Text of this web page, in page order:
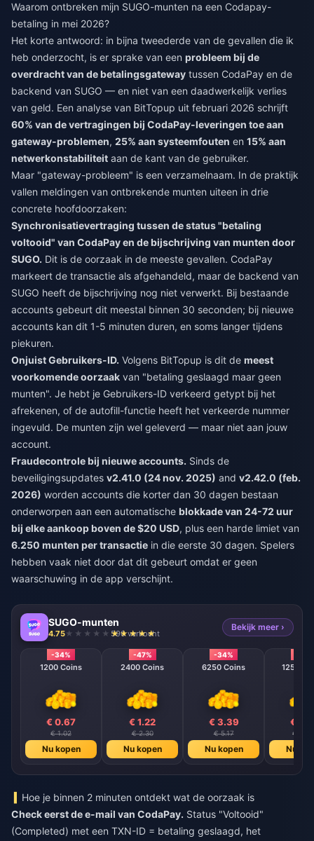
Waarom ontbreken mijn SUGO-munten na een Codapay-
betaling in mei 2026?
Het korte antwoord: in bijna tweederde van de gevallen die ik
heb onderzocht, is er sprake van een probleem bij de
overdracht van de betalingsgateway tussen CodaPay en de
backend van SUGO — en niet van een daadwerkelijk verlies
van geld. Een analyse van BitTopup uit februari 2026 schrijft
60% van de vertragingen bij CodaPay-leveringen toe aan
gateway-problemen, 25% aan systeemfouten en 15% aan
netwerkonstabiliteit aan de kant van de gebruiker.
Maar "gateway-probleem" is een verzamelnaam. In de praktijk
vallen meldingen van ontbrekende munten uiteen in drie
concrete hoofdoorzaken:
Synchronisatievertraging tussen de status "betaling
voltooid" van CodaPay en de bijschrijving van munten door
SUGO. Dit is de oorzaak in de meeste gevallen. CodaPay
markeert de transactie als afgehandeld, maar de backend van
SUGO heeft de bijschrijving nog niet verwerkt. Bij bestaande
accounts gebeurt dit meestal binnen 30 seconden; bij nieuwe
accounts kan dit 1-5 minuten duren, en soms langer tijdens
piekuren.
Onjuist Gebruikers-ID. Volgens BitTopup is dit de meest
voorkomende oorzaak van "betaling geslaagd maar geen
munten". Je hebt je Gebruikers-ID verkeerd getypt bij het
afrekenen, of de autofill-functie heeft het verkeerde nummer
ingevuld. De munten zijn wel geleverd — maar niet aan jouw
account.
Fraudecontrole bij nieuwe accounts. Sinds de
beveiligingsupdates v2.41.0 (24 nov. 2025) and v2.42.0 (feb.
2026) worden accounts die korter dan 30 dagen bestaan
onderworpen aan een automatische blokkade van 24-72 uur
bij elke aankoop boven de $20 USD, plus een harde limiet van
6.250 munten per transactie in die eerste 30 dagen. Spelers
hebben vaak niet door dat dit gebeurt omdat er geen
waarschuwing in de app verschijnt.
SUGO-munten
4.75 590 verkocht
Bekijk meer ›
-34%
1200 Coins
€ 0.67
€ 1.02
Nu kopen
-47%
2400 Coins
€ 1.22
€ 2.30
Nu kopen
-34%
6250 Coins
€ 3.39
€ 5.17
Nu kopen
12500
€
€
Nu
Hoe je binnen 2 minuten ontdekt wat de oorzaak is
Check eerst de e-mail van CodaPay. Status "Voltooid"
(Completed) met een TXN-ID = betaling geslaagd, het